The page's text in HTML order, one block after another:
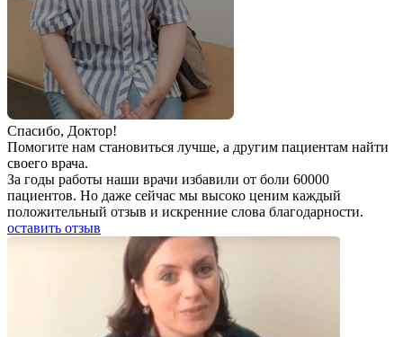
Спаcибо, Доктор!
Помогите нам становиться лучше, а другим пациентам найти
своего врача.
За годы работы наши врачи избавили от боли 60000
пациентов. Но даже сейчас мы высоко ценим каждый
положительный отзыв и искренние слова благодарности.
оставить отзыв